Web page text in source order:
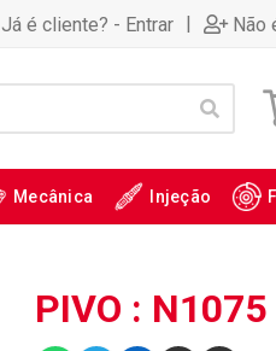
Já é cliente? - Entrar | Não
Mecânica Injeção
PIVO : N1075